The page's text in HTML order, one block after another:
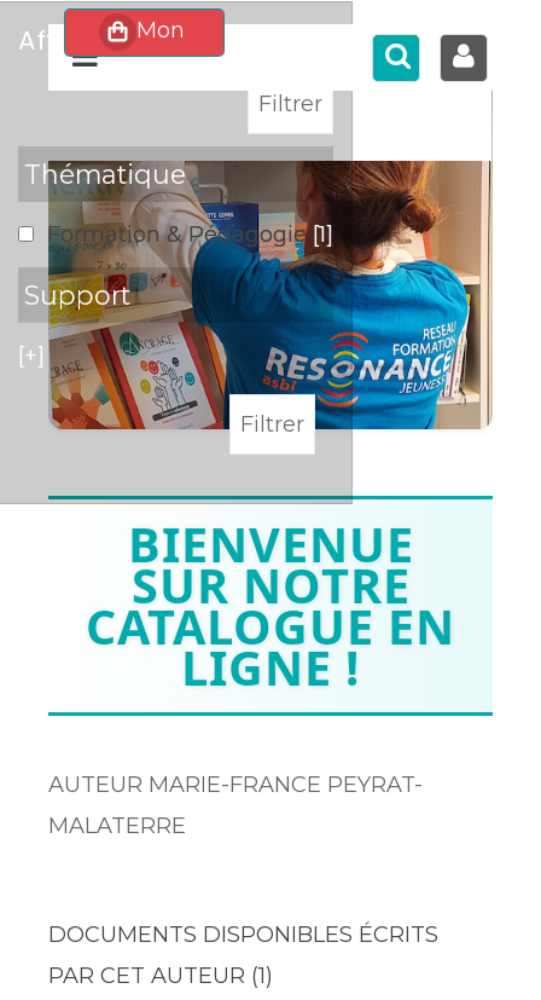
BIENVENUE
SUR NOTRE
CATALOGUE EN
LIGNE !
AUTEUR MARIE-FRANCE PEYRAT-
MALATERRE
DOCUMENTS DISPONIBLES ÉCRITS
PAR CET AUTEUR (1)
affiner
Thématique
Formation & Pédagogie [1]
Support
[+]